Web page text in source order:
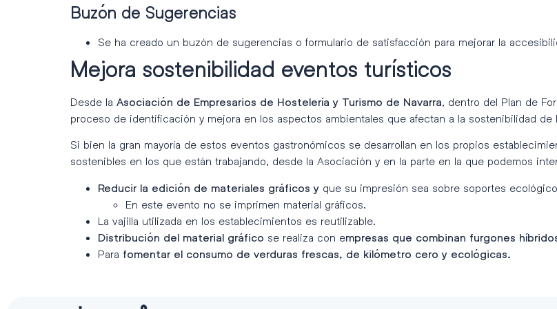
Buzón de Sugerencias
Se ha creado un buzón de sugerencias o formulario de satisfacción para mejorar la
Mejora sostenibilidad eventos turísticos
Desde la Asociación de Empresarios de Hostelería y Turismo de Navarra, dentro del Plan de
proceso de identificación y mejora en los aspectos ambientales que afectan a la sostenibilidad
Si bien la gran mayoría de estos eventos gastronómicos se desarrollan en los propios
sostenibles en los que están trabajando, desde la Asociación y en la parte en la que podemos
Reducir la edición de materiales gráficos y que su impresión sea sobre soportes
En este evento no se imprimen material gráficos.
La vajilla utilizada en los establecimientos es reutilizable.
Distribución del material gráfico se realiza con empresas que combinan furgones
Para fomentar el consumo de verduras frescas, de kilómetro cero y ecológicas.